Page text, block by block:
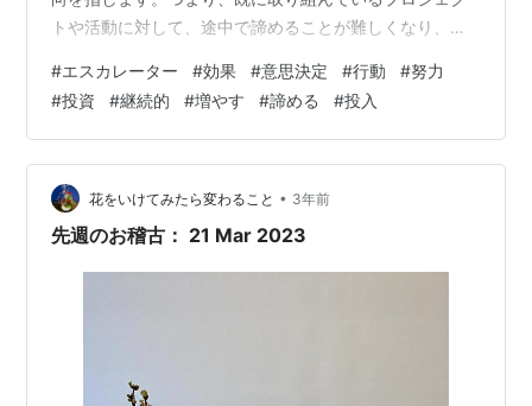
トや活動に対して、途中で諦めることが難しくなり、さ
エスカレーター効果は、合理的な判断とは言い難い行動
を引き起こすことがあります。人々は、既に投資したリ
ソース（時間、お金、努力）を無駄にしたくないという
心理的なプレッシャーや、一度の失敗が過去の努力を否
定してしまうことへの恐れから、継続的に取り組みま
す。この効果は、個人や組織の意…
#エスカレーター #効果 #意思決定 #行動 #努力
#投資 #継続的 #増やす #諦める #投入
花をいけてみたら変わること • 3年前
先週のお稽古： 21 Mar 2023